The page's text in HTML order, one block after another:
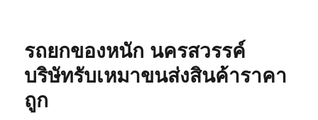
รถยกของหนัก นครสวรรค์
บริษัทรับเหมาขนส่งสินค้าราคา
ถูก